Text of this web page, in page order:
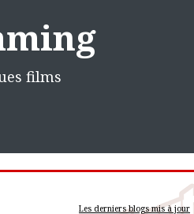
films
Les derniers blogs mis à jour